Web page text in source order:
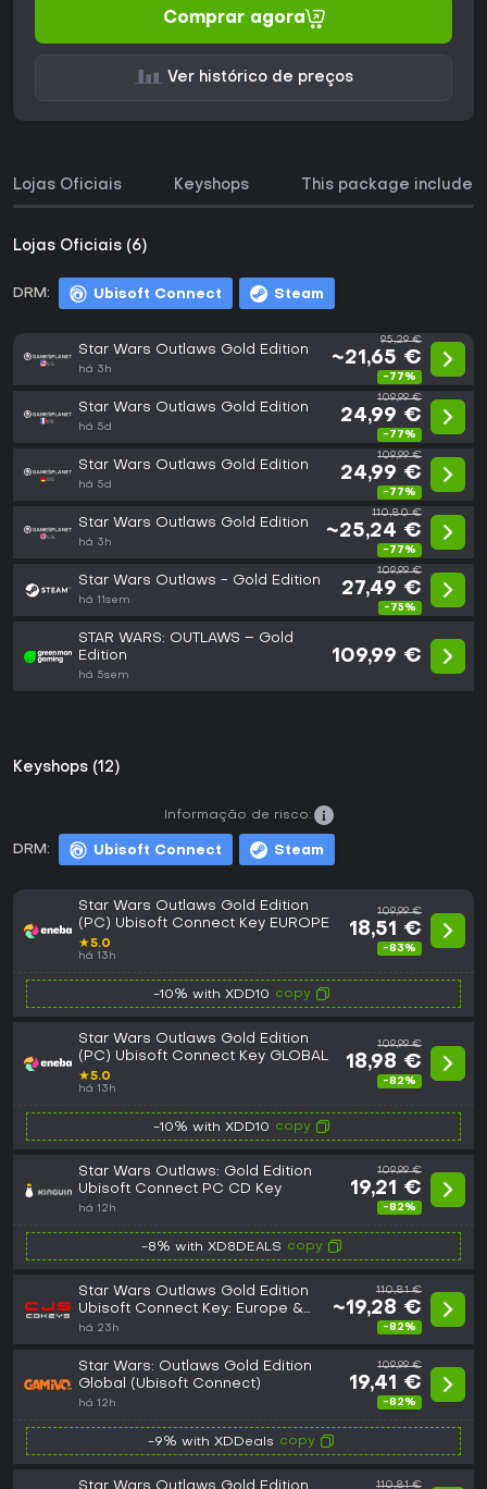
Comprar agora
Ver histórico de preços
Lojas Oficiais Keyshops This package includes
Lojas Oficiais (6)
DRM: Ubisoft Connect Steam
Star Wars Outlaws Gold Edition
há 3h
95,29 €
~21,65 €
-77%
Star Wars Outlaws Gold Edition
há 5d
109,99 €
24,99 €
-77%
Star Wars Outlaws Gold Edition
há 5d
109,99 €
24,99 €
-77%
Star Wars Outlaws Gold Edition
há 3h
110,80 €
~25,24 €
-77%
Star Wars Outlaws - Gold Edition
há 11sem
109,99 €
27,49 €
-75%
STAR WARS: OUTLAWS – Gold
Edition
há 5sem
109,99 €
Keyshops (12)
DRM: Ubisoft Connect Steam
Informação de risco:
Star Wars Outlaws Gold Edition
(PC) Ubisoft Connect Key EUROPE
★5.0
há 13h
109,99 €
18,51 €
-83%
-10% with XDD10 copy
Star Wars Outlaws Gold Edition
(PC) Ubisoft Connect Key GLOBAL
★5.0
há 13h
109,99 €
18,98 €
-82%
-10% with XDD10 copy
Star Wars Outlaws: Gold Edition
Ubisoft Connect PC CD Key
há 12h
109,99 €
19,21 €
-82%
-8% with XD8DEALS copy
Star Wars Outlaws Gold Edition
Ubisoft Connect Key: Europe &
UK (Europe)
há 23h
110,81 €
~19,28 €
-82%
Star Wars: Outlaws Gold Edition
Global (Ubisoft Connect)
há 12h
109,99 €
19,41 €
-82%
-9% with XDDeals copy
110,81 €